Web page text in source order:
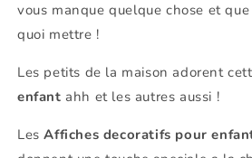
vous manque quelque chose et
quoi mettre !
Les petits de la maison adorent
enfant ahh et les autres aussi !
LesAffiches decoratifs pour